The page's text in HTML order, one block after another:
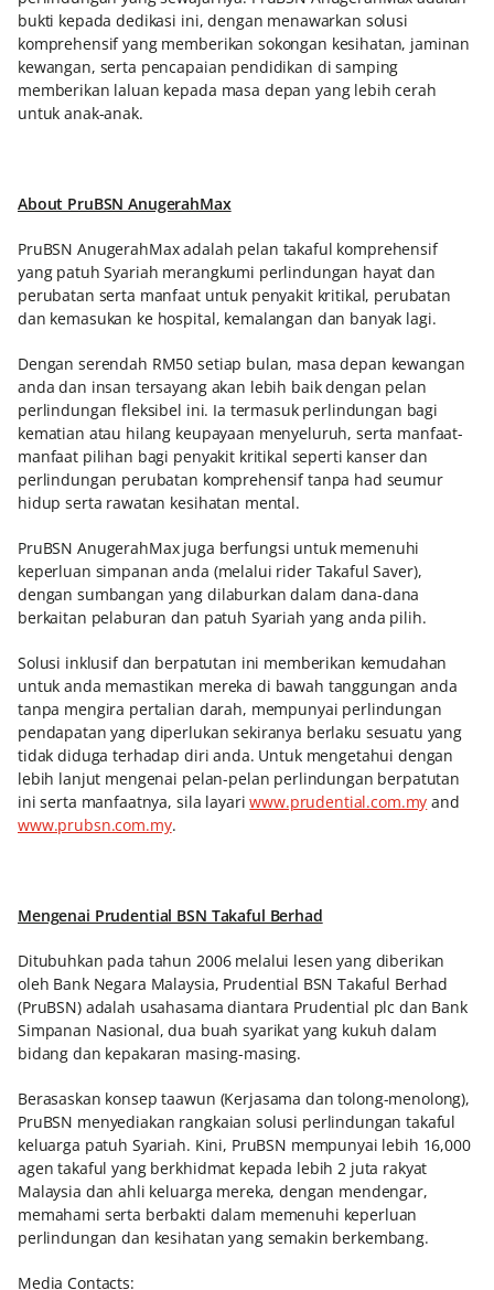
bukti kepada dedikasi ini, dengan menawarkan solusi
komprehensif yang memberikan sokongan kesihatan, jaminan
kewangan, serta pencapaian pendidikan di samping
memberikan laluan kepada masa depan yang lebih cerah
untuk anak-anak.
About PruBSN AnugerahMax
PruBSN AnugerahMax adalah pelan takaful komprehensif
yang patuh Syariah merangkumi perlindungan hayat dan
perubatan serta manfaat untuk penyakit kritikal, perubatan
dan kemasukan ke hospital, kemalangan dan banyak lagi.
Dengan serendah RM50 setiap bulan, masa depan kewangan
anda dan insan tersayang akan lebih baik dengan pelan
perlindungan fleksibel ini. Ia termasuk perlindungan bagi
kematian atau hilang keupayaan menyeluruh, serta manfaat-
manfaat pilihan bagi penyakit kritikal seperti kanser dan
perlindungan perubatan komprehensif tanpa had seumur
hidup serta rawatan kesihatan mental.
PruBSN AnugerahMax juga berfungsi untuk memenuhi
keperluan simpanan anda (melalui rider Takaful Saver),
dengan sumbangan yang dilaburkan dalam dana-dana
berkaitan pelaburan dan patuh Syariah yang anda pilih.
Solusi inklusif dan berpatutan ini memberikan kemudahan
untuk anda memastikan mereka di bawah tanggungan anda
tanpa mengira pertalian darah, mempunyai perlindungan
pendapatan yang diperlukan sekiranya berlaku sesuatu yang
tidak diduga terhadap diri anda. Untuk mengetahui dengan
lebih lanjut mengenai pelan-pelan perlindungan berpatutan
ini serta manfaatnya, sila layariwww.prudential.com.my and
www.prubsn.com.my.
Mengenai Prudential BSN Takaful Berhad
Ditubuhkan pada tahun 2006 melalui lesen yang diberikan
oleh Bank Negara Malaysia, Prudential BSN Takaful Berhad
(PruBSN) adalah usahasama diantara Prudential plc dan Bank
Simpanan Nasional, dua buah syarikat yang kukuh dalam
bidang dan kepakaran masing-masing.
Berasaskan konsep taawun (Kerjasama dan tolong-menolong),
PruBSN menyediakan rangkaian solusi perlindungan takaful
keluarga patuh Syariah. Kini, PruBSN mempunyai lebih 16,000
agen takaful yang berkhidmat kepada lebih 2 juta rakyat
Malaysia dan ahli keluarga mereka, dengan mendengar,
memahami serta berbakti dalam memenuhi keperluan
perlindungan dan kesihatan yang semakin berkembang.
Media Contacts: